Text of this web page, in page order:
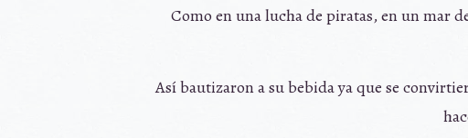
Como en una lucha de piratas, en un mar
Así bautizaron a su bebida ya que se